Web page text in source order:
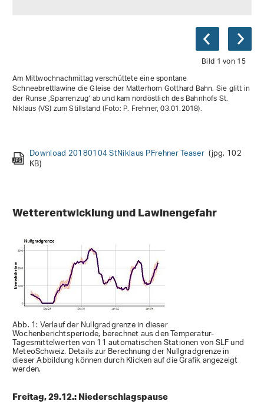
Bild 1 von 15
Am Mittwochnachmittag verschüttete eine spontane
Schneebrettlawine die Gleise der Matterhorn Gotthard Bahn. Sie glitt in
der Runse ,Sparrenzug‘ ab und kam nordöstlich des Bahnhofs St.
Niklaus (VS) zum Stillstand (Foto: P. Frehner, 03.01.2018).
Download 20180104 StNiklaus PFrehner Teaser (jpg, 102
KB)
Download 20171231 Rosswis APecl PR
Download 20171231 Grengiols RSchmid (jpg, 158 KB)
Download 20171231 Selbsanft RStuessi
Download 20171231 Cotschen Skitourenfahrer PR
Download 20180101 AretedelaReffa JLLugon(jpg, 118 KB)
Download
Download 20180101 Habkern CKuster(jpg, 38 KB)
Download 20180101 LuesdeBalayer JLLugon(jpg, 81 KB)
Wetterentwicklung und Lawinengefahr
Abb. 1: Verlauf der Nullgradgrenze in dieser
Wochenberichtsperiode, berechnet aus den Temperatur-
Tagesmittelwerten von 11 automatischen Stationen von SLF und
MeteoSchweiz. Details zur Berechnung der Nullgradgrenze in
dieser Abbildung können durch Klicken auf die Grafik angezeigt
werden.
Freitag, 29.12.: Niederschlagspause